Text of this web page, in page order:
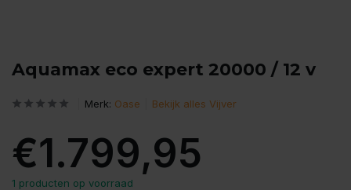
Aquamax eco expert 20000 / 12 v
Merk: Oase Bekijk alles Vijver
€1.799,95
1 producten op voorraad